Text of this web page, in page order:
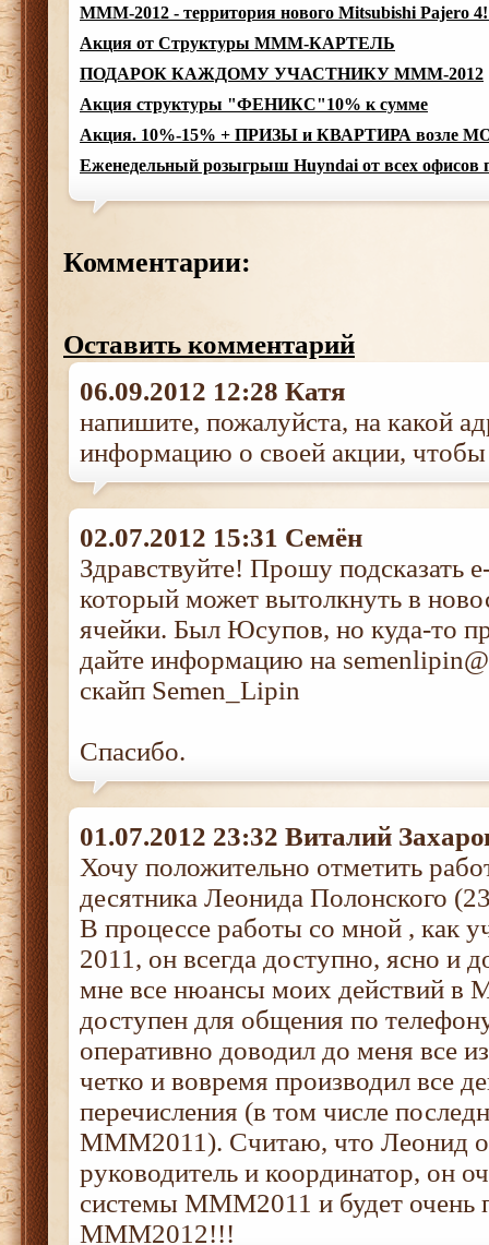
МММ-2012 - территория нового Mitsubishi Pajero
Акция от Структуры МММ-КАРТЕЛЬ
ПОДАРОК КАЖДОМУ УЧАСТНИКУ МММ-2012
Акция структуры "ФЕНИКС"10% к сумме
Акция. 10%-15% + ПРИЗЫ и КВАРТИРА возле
Еженедельный розыгрыш Huyndai от всех офисов
Комментарии:
Оставить комментарий
06.09.2012 12:28 Катя
напишите, пожалуйста, на какой
информацию о своей акции, чтобы
02.07.2012 15:31 Семён
Здравствуйте! Прошу подсказать
который может вытолкнуть в
ячейки. Был Юсупов, но куда-то
дайте информацию на
скайп Semen_Lipin
Спасибо.
01.07.2012 23:32 Виталий
Хочу положительно отметить
десятника Леонида Полонского
В процессе работы со мной , как
2011, он всегда доступно, ясно и
мне все нюансы моих действий в
доступен для общения по
оперативно доводил до меня все
четко и вовремя производил все
перечисления (в том числе
МММ2011). Считаю, что Леонид
руководитель и координатор, он
системы МММ2011 и будет очень
МММ2012!!!